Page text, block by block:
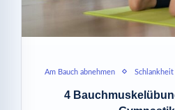
Am Bauch abnehmen Schlankheit
4